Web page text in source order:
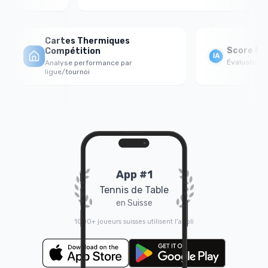
Cartes Thermiques
Compétition
Analyse performance par
ligue/tournoi
Score
Évaluation
App #1
Tennis de Table
en Suisse
1000+ joueurs suisses utilisent l'appli